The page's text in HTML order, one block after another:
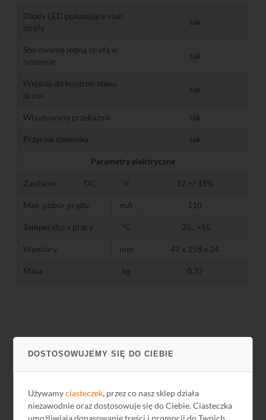
DOSTOSOWUJEMY SIĘ DO CIEBIE
Używamyciasteczek, przez co nasz sklep działa
niezawodnie oraz dostosowuje się do Ciebie. Ciasteczka
umożliwiają dopasowanie treści i promocji do Twoich
Diody LED pokazujące stan
strefy
tak
Sterowanie jedną strefą w
systemie
tak
Wejście do kontroli stanu
drzwi
tak
Wbudowany przekaźnik tak
Przycisk dzwonka tak
Parametry elektryczne
Zasilanie DC V 12 +/-15%
Max. pobór prądu mA 110
Temperatura pracy °C -25...+55
Wymiary mm 47 x 158 x 24
Masa kg 0,37